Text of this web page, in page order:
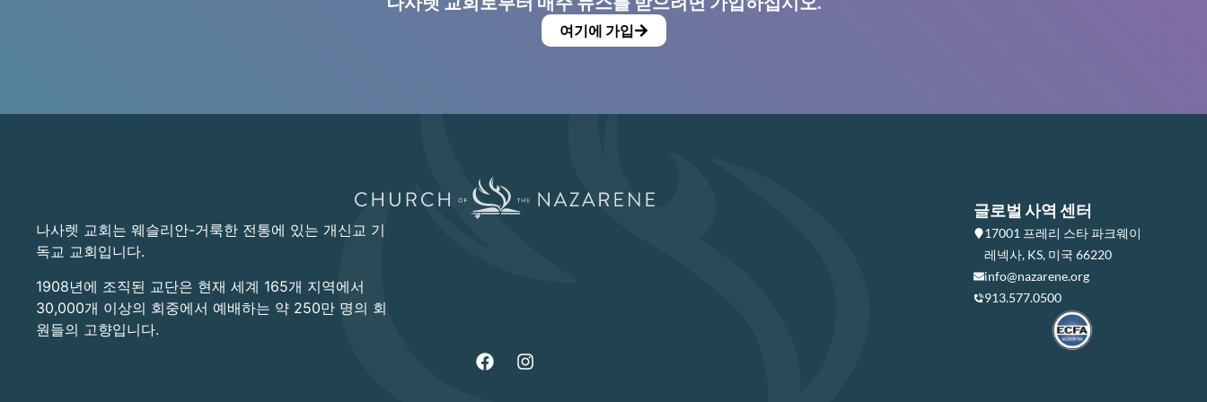
여기에 가입
나사렛 교회는 웨슬리안-거룩한 전통에 있는 개신교 기
독교 교회입니다.
1908년에 조직된 교단은 현재 세계 165개 지역에서
30,000개 이상의 회중에서 예배하는 약 250만 명의 회
원들의 고향입니다.
글로벌 사역 센터
17001 프레리 스타 파크웨이
레넥사, KS, 미국 66220
info@nazarene.org
913.577.0500